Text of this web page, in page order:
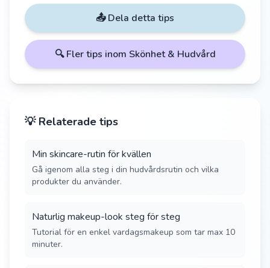
📤 Dela detta tips
🔍 Fler tips inom Skönhet & Hudvård
💡 Relaterade tips
Min skincare-rutin för kvällen
Gå igenom alla steg i din hudvårdsrutin och vilka
produkter du använder.
Naturlig makeup-look steg för steg
Tutorial för en enkel vardagsmakeup som tar max 10
minuter.